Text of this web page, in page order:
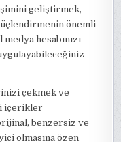
geliştirmek,
önemli
hesabınızı
çekmek ve
içerikler
benzersiz ve
olmasına özen